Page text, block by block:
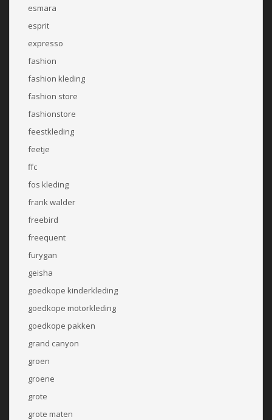
esmara
esprit
expresso
fashion
fashion kleding
fashion store
fashionstore
feestkleding
feetje
ffc
fos kleding
frank walder
freebird
freequent
furygan
geisha
goedkope kinderkleding
goedkope motorkleding
goedkope pakken
grand canyon
groen
groene
grote
grote maten